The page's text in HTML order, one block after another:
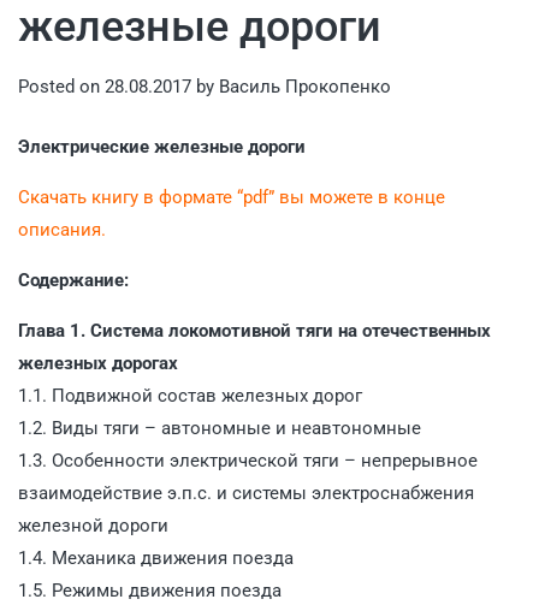
железные дороги
Posted on 28.08.2017 by Василь Прокопенко
Электрические железные дороги
Скачать книгу в формате “pdf” вы можете в конце
описания.
Содержание:
Глава 1. Система локомотивной тяги на отечественных
железных дорогах
1.1. Подвижной состав железных дорог
1.2. Виды тяги – автономные и неавтономные
1.3. Особенности электрической тяги – непрерывное
взаимодействие э.п.с. и системы электроснабжения
железной дороги
1.4. Механика движения поезда
1.5. Режимы движения поезда